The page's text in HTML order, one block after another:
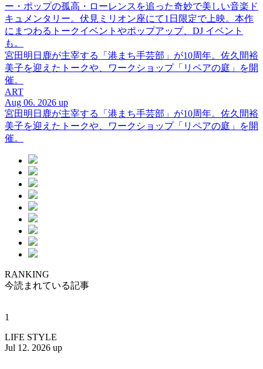
ー・ポップの孤高・ローレンスを追った奇妙で美しい音楽ド
キュメンタリー。伏見ミリオン座にて1日限定で上映。本作
にまつわるトークイベントやポップアップ、DJ イベント
も。
宮田明日鹿が主宰する「港まち手芸部」が10周年。佐久間裕
美子を迎えたトークや、ワークショップ「リペアの庭」を開
催。
ART
Aug 06. 2026 up
宮田明日鹿が主宰する「港まち手芸部」が10周年。佐久間裕
美子を迎えたトークや、ワークショップ「リペアの庭」を開
催。
RANKING
今読まれている記事
1
LIFE STYLE
Jul 12. 2026 up